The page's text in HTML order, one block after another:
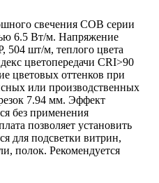
свечения COB серии
6.5 Вт/м. Напряжение
504 шт/м, теплого цвета
цветопередачи CRI>90
цветовых оттенков при
или производственных
7.94 мм. Эффект
без применения
позволяет установить
для подсветки витрин,
полок. Рекомендуется